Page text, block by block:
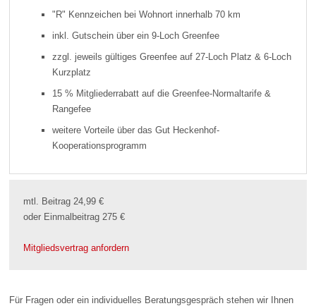
"R" Kennzeichen bei Wohnort innerhalb 70 km
inkl. Gutschein über ein 9-Loch Greenfee
zzgl. jeweils gültiges Greenfee auf 27-Loch Platz & 6-Loch
Kurzplatz
15 % Mitgliederrabatt auf die Greenfee-Normaltarife &
Rangefee
weitere Vorteile über das Gut Heckenhof-
Kooperationsprogramm
mtl. Beitrag 24,99 €
oder Einmalbeitrag 275 €
Mitgliedsvertrag anfordern
Für Fragen oder ein individuelles Beratungsgespräch stehen wir Ihnen